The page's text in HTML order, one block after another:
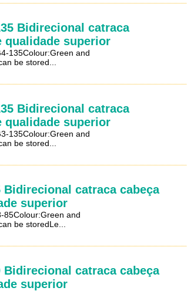
Bidirecional catraca
qualidade superior
135Colour:Green and
be stored...
Bidirecional catraca
qualidade superior
135Colour:Green and
be stored...
Bidirecional catraca cabeça
superior
85Colour:Green and
be storedLe...
Bidirecional catraca cabeça
superior